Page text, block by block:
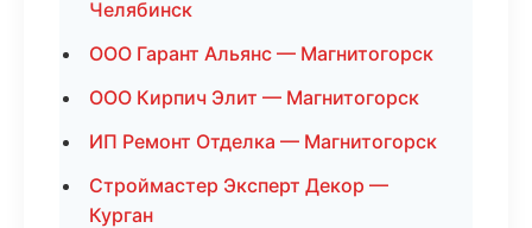
Челябинск
ООО Гарант Альянс — Магнитогорск
ООО Кирпич Элит — Магнитогорск
ИП Ремонт Отделка — Магнитогорск
Строймастер Эксперт Декор —
Курган